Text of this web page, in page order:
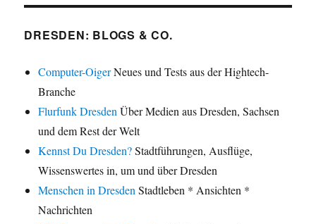
DRESDEN: BLOGS & CO.
Computer-OigerNeues und Tests aus der Hightech-
Branche
Flurfunk Dresden Über Medien aus Dresden, Sachsen
und dem Rest der Welt
Kennst Du Dresden?Stadtführungen, Ausflüge,
Wissenswertes in, um und über Dresden
Menschen in Dresden Stadtleben * Ansichten *
Nachrichten